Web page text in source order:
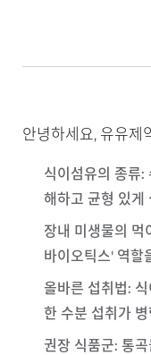
안녕하세요, 유유제
식이섬유의 종류:
해하고 균형 있게
장내 미생물의 먹
바이오틱스' 역할
올바른 섭취법:
한 수분 섭취가
권장 식품군: 통